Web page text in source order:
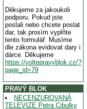
Děkujeme za jakoukoli
podporu. Pokud jste
poslali nebo chcete poslat
dar, tak prosím vyplňte
tento formulář. Musíme
dle zákona evidovat dary i
dárce. Děkujeme
https://voltepravyblok.cz/?
page_id=79
PRAVÝ BLOK
NECENZUROVANÁ
TELEVIZE Petra Cibulky